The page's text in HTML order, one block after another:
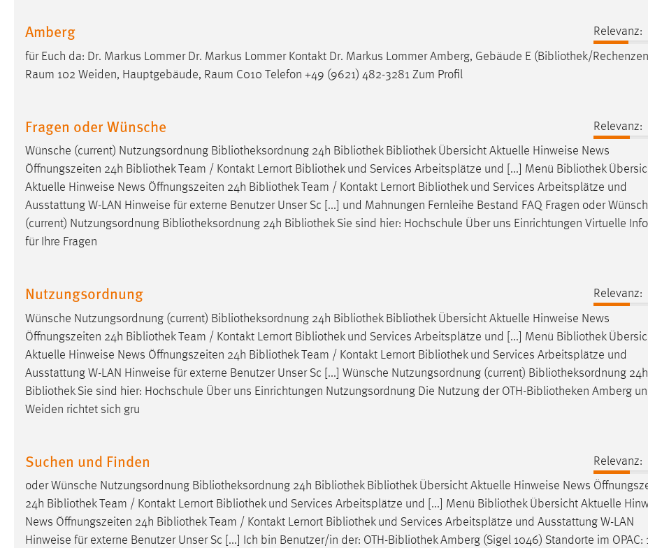
Amberg
Relevanz:
für Euch da: Dr. Markus Lommer Dr. Markus Lommer Kontakt Dr. Markus Lommer Amberg, Gebäude E (Bibliothek/
Raum 102 Weiden, Hauptgebäude, Raum C010 Telefon +49 (9621) 482-3281 Zum Profil
Fragen oder Wünsche
Relevanz:
Wünsche (current) Nutzungsordnung Bibliotheksordnung 24h Bibliothek BibliothekÜbersicht Aktuelle Hinweise News
Öffnungszeiten 24h BibliothekTeam / Kontakt Lernort Bibliothekund Services Arbeitsplätze und [...] Menü Bibliothek
Aktuelle Hinweise News Öffnungszeiten 24h BibliothekTeam / Kontakt Lernort Bibliothekund Services Arbeitsplätze und
Ausstattung W-LAN Hinweise für externe Benutzer Unser Sc [...] und Mahnungen Fernleihe Bestand FAQ Fragen oder
(current) Nutzungsordnung Bibliotheksordnung 24h BibliothekSie sind hier: Hochschule Über uns Einrichtungen Virtuelle
für Ihre Fragen
Nutzungsordnung
Relevanz:
Wünsche Nutzungsordnung (current) Bibliotheksordnung 24h Bibliothek BibliothekÜbersicht Aktuelle Hinweise News
Öffnungszeiten 24h BibliothekTeam / Kontakt Lernort Bibliothekund Services Arbeitsplätze und [...] Menü Bibliothek
Aktuelle Hinweise News Öffnungszeiten 24h BibliothekTeam / Kontakt Lernort Bibliothekund Services Arbeitsplätze und
Ausstattung W-LAN Hinweise für externe Benutzer Unser Sc [...] Wünsche Nutzungsordnung (current) Bibliotheksordnung 24h
BibliothekSie sind hier: Hochschule Über uns Einrichtungen Nutzungsordnung Die Nutzung der OTH-Bibliotheken Amberg
Weiden richtet sich gru
Suchen und Finden
Relevanz:
oder Wünsche Nutzungsordnung Bibliotheksordnung 24h Bibliothek BibliothekÜbersicht Aktuelle Hinweise News
24h BibliothekTeam / Kontakt Lernort Bibliothekund Services Arbeitsplätze und [...] Menü BibliothekÜbersicht Aktuelle
News Öffnungszeiten 24h BibliothekTeam / Kontakt Lernort Bibliothekund Services Arbeitsplätze und Ausstattung W-LAN
Hinweise für externe Benutzer Unser Sc [...] Ich bin Benutzer/in der: OTH-BibliothekAmberg (Sigel 1046) Standorte im OPAC:
Anbieter:
Zweck: Conversion-Tracking
Facebook Pixel
Name: _fbp
Anbieter: Facebook
Zweck: Conversion-Tracking
Cookie Laufzeit:
EXTERNE MEDIEN
Um Inhalte von Videoplattformen und Social Media
Plattformen anzeigen zu können, werden von diesen
externen Medien Cookies gesetzt.
YouTube